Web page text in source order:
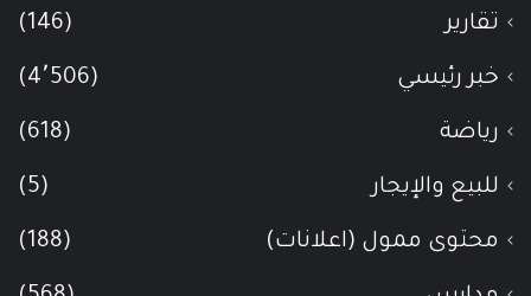
تقارير (146)
خبر رئيسي (4٬506)
رياضة (618)
للبيع والإيجار (5)
محتوى ممول (اعلانات) (188)